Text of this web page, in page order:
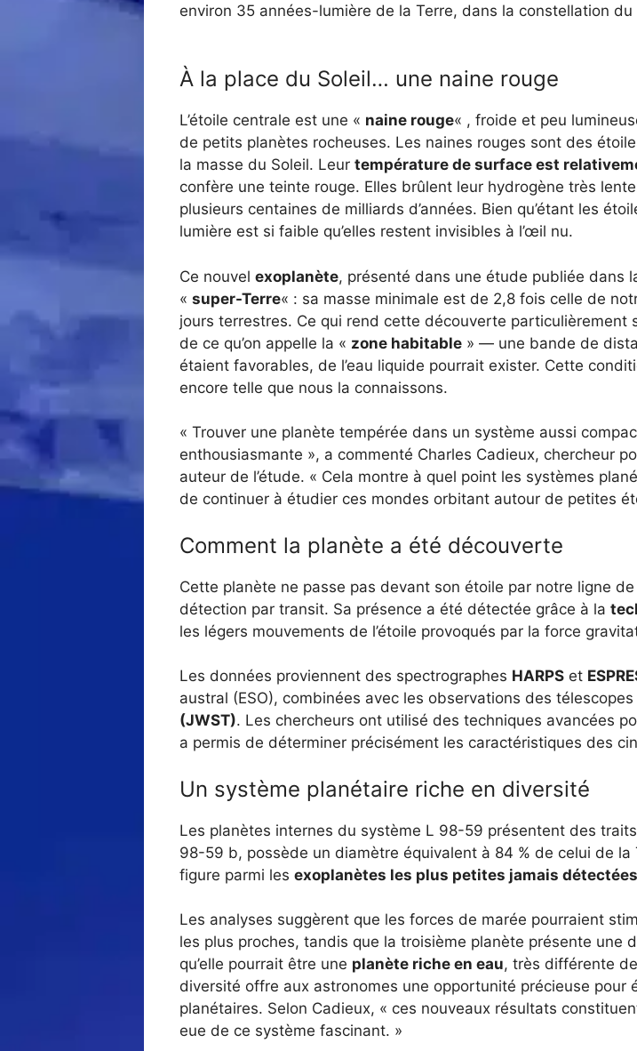
environ 35 années-lumière de la Terre, dans la constellation du
À la place du Soleil… une naine rouge
L’étoile centrale est une « naine rouge« , froide et peu
de petits planètes rocheuses. Les naines rouges sont des
la masse du Soleil. Leur température de surface est
confère une teinte rouge. Elles brûlent leur hydrogène très
plusieurs centaines de milliards d’années. Bien qu’étant les
lumière est si faible qu’elles restent invisibles à l’œil nu.
Ce nouvel exoplanète, présenté dans une étude publiée dans
« super-Terre« : sa masse minimale est de 2,8 fois celle de
jours terrestres. Ce qui rend cette découverte particulièrement
de ce qu’on appelle la « zone habitable » — une bande de
étaient favorables, de l’eau liquide pourrait exister. Cette
encore telle que nous la connaissons.
« Trouver une planète tempérée dans un système aussi
enthousiasmante », a commenté Charles Cadieux, chercheur
auteur de l’étude. « Cela montre à quel point les systèmes
de continuer à étudier ces mondes orbitant autour de petites
Comment la planète a été découverte
Cette planète ne passe pas devant son étoile par notre ligne
détection par transit. Sa présence a été détectée grâce à la
les légers mouvements de l’étoile provoqués par la force
Les données proviennent des spectrographes HARPS et
austral (ESO), combinées avec les observations des
(JWST). Les chercheurs ont utilisé des techniques avancées
a permis de déterminer précisément les caractéristiques des
Un système planétaire riche en diversité
Les planètes internes du système L 98-59 présentent des
98-59 b, possède un diamètre équivalent à 84 % de celui de
figure parmi les exoplanètes les plus petites jamais détectées
Les analyses suggèrent que les forces de marée pourraient
les plus proches, tandis que la troisième planète présente une
qu’elle pourrait être une planète riche en eau, très différente
diversité offre aux astronomes une opportunité précieuse pour
planétaires. Selon Cadieux, « ces nouveaux résultats
eue de ce système fascinant. »